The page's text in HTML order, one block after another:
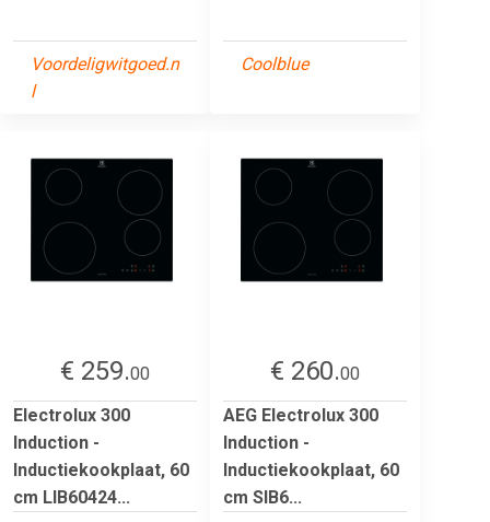
Voordeligwitgoed.n
l
Coolblue
€ 259.00
Electrolux 300
Induction -
Inductiekookplaat, 60
cm LIB60424...
€ 260.00
AEG Electrolux 300
Induction -
Inductiekookplaat, 60
cm SIB6...